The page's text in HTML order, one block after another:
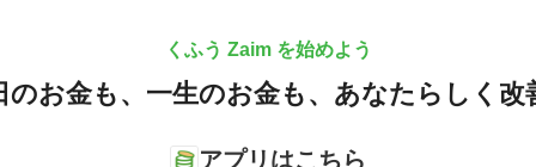
くふう Zaim を始めよう
のお金も、 一生のお金も、 あなたらしく改
アプリはこちら